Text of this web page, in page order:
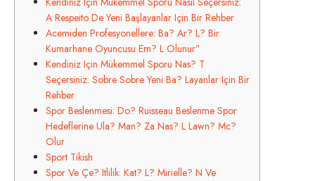
A Respeito De Yeni Başlayanlar Için Bir Rehber
Acemiden Profesyonellere: Ba? Ar? L? Bir
Kumarhane Oyuncusu Em? L Olunur”
Kendiniz Için Mükemmel Sporu Nas? T
Seçersiniz: Sobre Sobre Yeni Ba? Layanlar Için Bir
Rehber
Spor Beslenmesi: Do? Ruisseau Beslenme Spor
Hedeflerine Ula? Man? Za Nas? L Lawn? Mc?
Olur
Sport Tikish​
Spor Ve Çe? Itlilik: Kat? L? Mirielle? N Ve